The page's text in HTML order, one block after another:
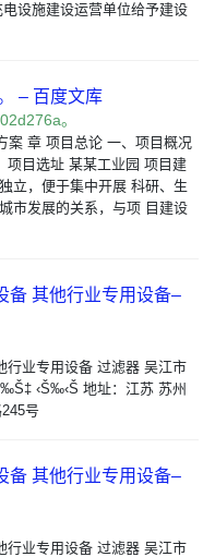
设施建设运营单位给予建设
– 百度文库
。
案 章 项目总论 一、项目概况
项目选址 某某工业园 项目建
立，便于集中开展 科研、生
市发展的关系，与项 目建设
备 其他行业专用设备–
行业专用设备 过滤器 吴江市
‹Š‰‹Š 地址：江苏 苏州
号
备 其他行业专用设备–
行业专用设备 过滤器 吴江市